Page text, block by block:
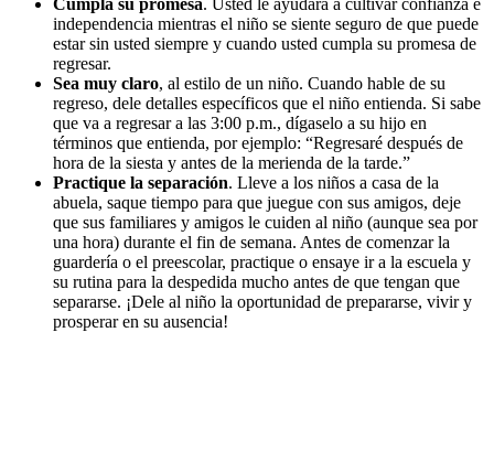
independencia mientras el niño se siente seguro de que puede
estar sin usted siempre y cuando usted cumpla su promesa de
regresar.
Sea muy claro, al estilo de un niño. Cuando hable de su
regreso, dele detalles específicos que el niño entienda. Si sabe
que va a regresar a las 3:00 p.m., dígaselo a su hijo en
términos que entienda, por ejemplo: “Regresaré después de
hora de la siesta y antes de la merienda de la tarde.”
Practique la separación. Lleve a los niños a casa de la
abuela, saque tiempo para que juegue con sus amigos, deje
que sus familiares y amigos le cuiden al niño (aunque sea por
una hora) durante el fin de semana. Antes de comenzar la
guardería o el preescolar, practique o ensaye ir a la escuela y
su rutina para la despedida mucho antes de que tengan que
separarse. ¡Dele al niño la oportunidad de prepararse, vivir y
prosperar en su ausencia!